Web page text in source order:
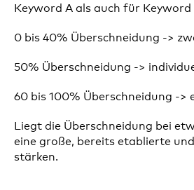
Keyword A als auch für
0 bis 40% Überschneidung ->
50% Überschneidung ->
60 bis 100% Überschneidung ->
Liegt die Überschneidung bei
eine große, bereits etablierte
stärken.